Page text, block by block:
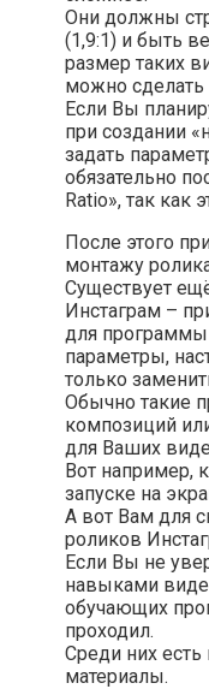
Они должны
(1,9:1) и быть
размер таких
можно
Если Вы
при создании
задать
обязательно
Ratio», так как
После этого
монтажу
Существует
Инстаграм –
для
параметры,
только
Обычно такие
композиций
для Ваших
Вот например,
запуске на
А вот Вам для
роликов
Если Вы не
навыками
обучающих
проходил.
Среди них есть
материалы.